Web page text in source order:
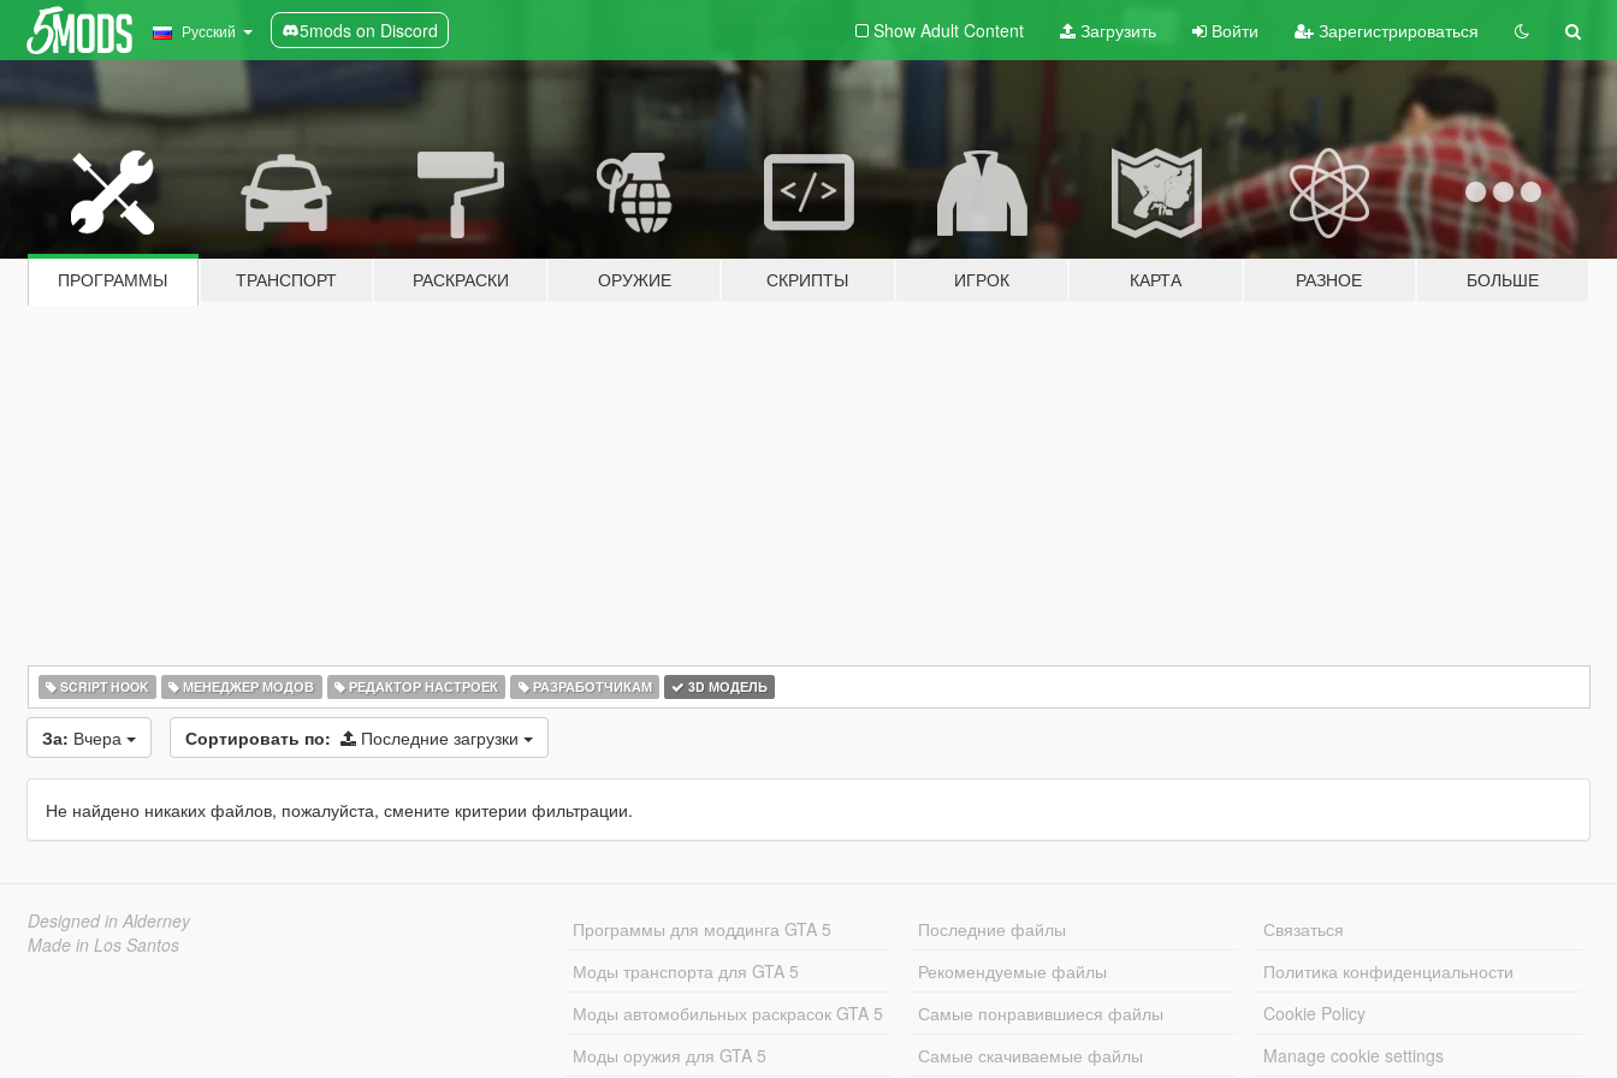
Русский 5mods on Discord Show Adult Content Загрузить Войти Зарегистрироваться
ПРОГРАММЫ ТРАНСПОРТ РАСКРАСКИ ОРУЖИЕ СКРИПТЫ ИГРОК КАРТА РАЗНОЕ БОЛЬШЕ
SCRIPT HOOK МЕНЕДЖЕР МОДОВ РЕДАКТОР НАСТРОЕК РАЗРАБОТЧИКАМ 3D МОДЕЛЬ
За: Вчера Сортировать по: Последние загрузки
Не найдено никаких файлов, пожалуйста, смените критерии фильтрации.
Designed in Alderney
Made in Los Santos
Программы для моддинга GTA 5
Моды транспорта для GTA 5
Моды автомобильных раскрасок GTA 5
Моды оружия для GTA 5
Последние файлы
Рекомендуемые файлы
Самые понравившиеся файлы
Самые скачиваемые файлы
Связаться
Политика конфиденциальности
Cookie Policy
Manage cookie settings